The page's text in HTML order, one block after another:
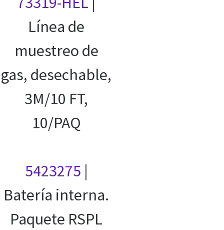
Línea de
muestreo de
gas, desechable,
3M/10 FT,
10/PAQ
5423275 |
Batería interna.
Paquete RSPL